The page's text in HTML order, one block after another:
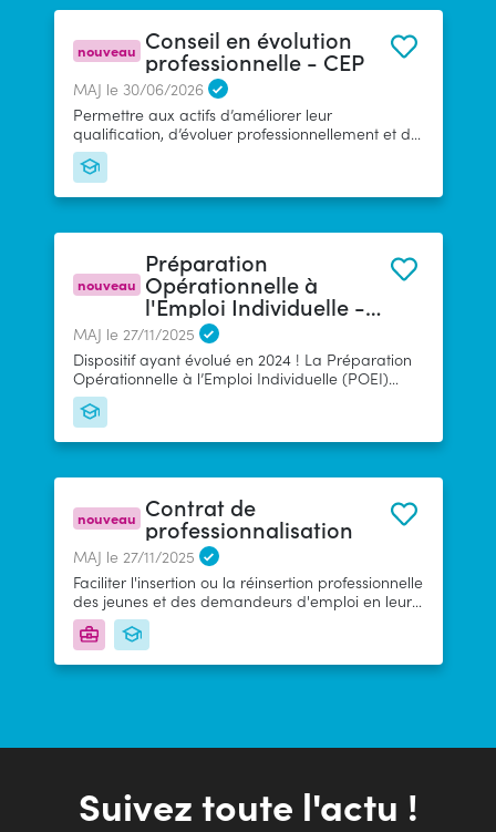
nouveau Conseil en évolution
professionnelle - CEP
MAJ le 30/06/2026
Permettre aux actifs d’améliorer leur
qualification, d’évoluer professionnellement et de
sécuriser leur parcours professionnel par un
accompagnement gratuit et personnalisé,
accessible tout au long de la vie professionnelle.
Le CEP est assuré par des conseillers
nouveau
Préparation
Opérationnelle à
l'Emploi Individuelle -
POEI
MAJ le 27/11/2025
Dispositif ayant évolué en 2024 ! La Préparation
Opérationnelle à l’Emploi Individuelle (POEI)
permet de former un demandeur d’emploi avant
embauche. Il est formé avec l’accord du futur
employeur sur les compétences nécessaires et
permettant d’intégrer le poste à pourvoir.
nouveau Contrat de
professionnalisation
MAJ le 27/11/2025
Faciliter l'insertion ou la réinsertion professionnelle
des jeunes et des demandeurs d'emploi en leur
permettant d'acquérir une qualification dans le
cadre d'un contrat de travail en alternance
associant périodes de formation et mises en
situation de travail.
Suivez toute l'actu !